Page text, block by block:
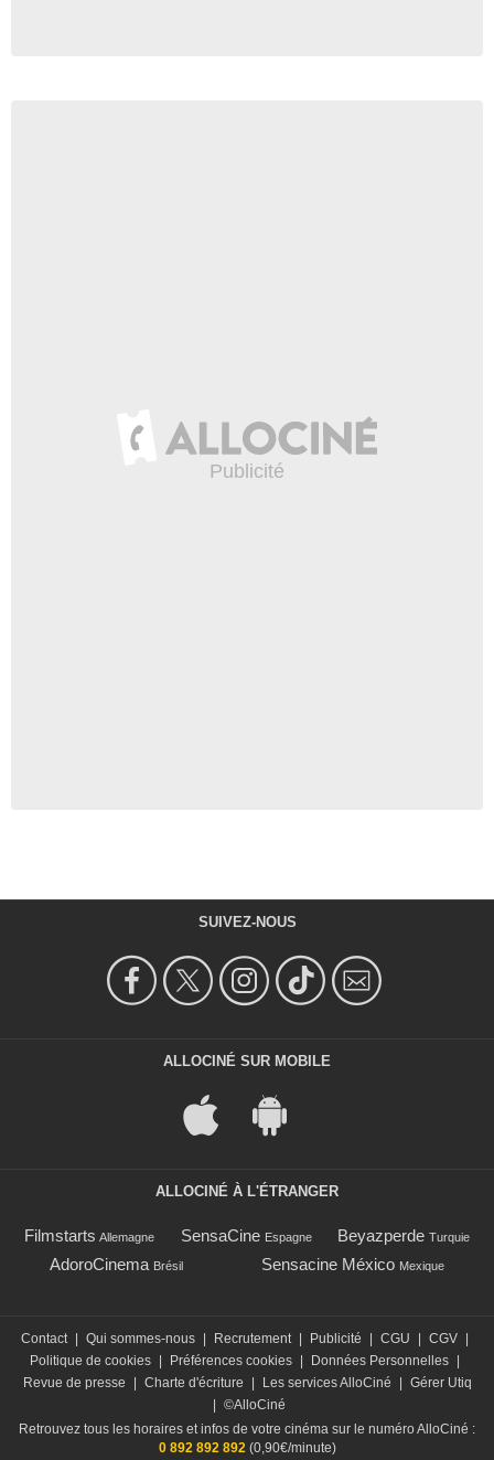
SUIVEZ-NOUS
ALLOCINÉ SUR MOBILE
ALLOCINÉ À L'ÉTRANGER
Filmstarts Allemagne SensaCine Espagne Beyazperde Turquie
AdoroCinema Brésil Sensacine México Mexique
Contact Qui sommes-nous Recrutement Publicité CGU CGV
Politique de cookies
Préférences cookies Données Personnelles
Revue de presse
Charte d'écriture Les services AlloCiné
Gérer Utiq
©AlloCiné
Retrouvez tous les horaires et infos de votre cinéma sur le numéro AlloCiné :
0 892 892 892(0,90€/minute)